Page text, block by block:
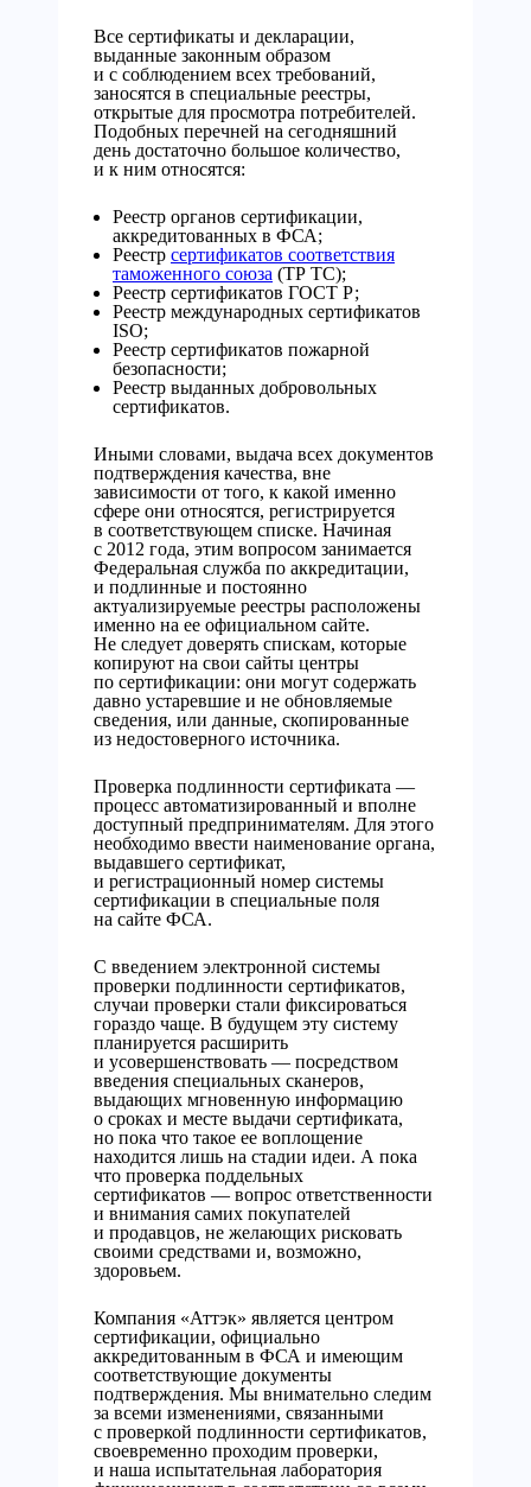
Все сертификаты и декларации,
выданные законным образом
и с соблюдением всех требований,
заносятся в специальные реестры,
открытые для просмотра потребителей.
Подобных перечней на сегодняшний
день достаточно большое количество,
и к ним относятся:
Реестр органов сертификации,
аккредитованных в ФСА;
Реестр сертификатов соответствия
таможенного союза (ТР ТС);
Реестр сертификатов ГОСТ Р;
Реестр международных сертификатов
ISO;
Реестр сертификатов пожарной
безопасности;
Реестр выданных добровольных
сертификатов.
Иными словами, выдача всех документов
подтверждения качества, вне
зависимости от того, к какой именно
сфере они относятся, регистрируется
в соответствующем списке. Начиная
с 2012 года, этим вопросом занимается
Федеральная служба по аккредитации,
и подлинные и постоянно
актуализируемые реестры расположены
именно на ее официальном сайте.
Не следует доверять спискам, которые
копируют на свои сайты центры
по сертификации: они могут содержать
давно устаревшие и не обновляемые
сведения, или данные, скопированные
из недостоверного источника.
Проверка подлинности сертификата —
процесс автоматизированный и вполне
доступный предпринимателям. Для этого
необходимо ввести наименование органа,
выдавшего сертификат,
и регистрационный номер системы
сертификации в специальные поля
на сайте ФСА.
С введением электронной системы
проверки подлинности сертификатов,
случаи проверки стали фиксироваться
гораздо чаще. В будущем эту систему
планируется расширить
и усовершенствовать — посредством
введения специальных сканеров,
выдающих мгновенную информацию
о сроках и месте выдачи сертификата,
но пока что такое ее воплощение
находится лишь на стадии идеи. А пока
что проверка поддельных
сертификатов — вопрос ответственности
и внимания самих покупателей
и продавцов, не желающих рисковать
своими средствами и, возможно,
здоровьем.
Компания «Аттэк» является центром
сертификации, официально
аккредитованным в ФСА и имеющим
соответствующие документы
подтверждения. Мы внимательно следим
за всеми изменениями, связанными
с проверкой подлинности сертификатов,
своевременно проходим проверки,
и наша испытательная лаборатория